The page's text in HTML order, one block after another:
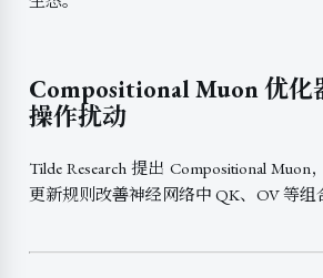
Compositional Muon 优化
操作扰动
Tilde Research 提出 Compositional
更新规则改善神经网络中 QK、OV 等组